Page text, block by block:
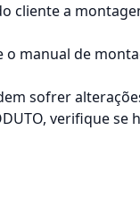
cliente a
manual de
sofrer
verifique